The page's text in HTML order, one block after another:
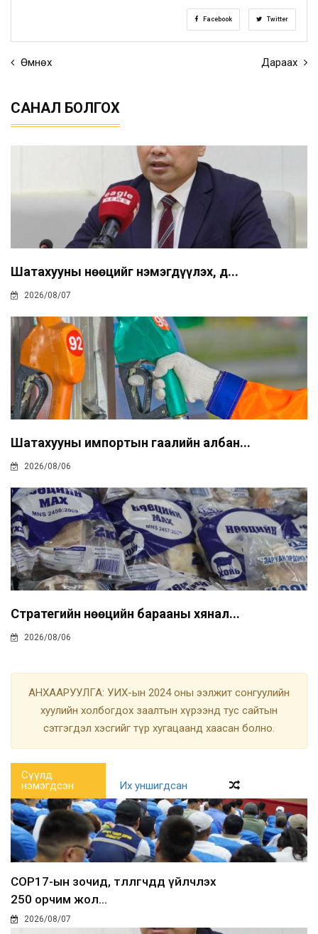
Facebook Twitter
Өмнөх Дараах
САНАЛ БОЛГОХ
Шатахууны нөөцийг нэмэгдүүлэх, д...
2026/08/07
Шатахууны импортын гаалийн албан...
2026/08/06
Стратегийн нөөцийн барааны хянал...
2026/08/06
АНХААРУУЛГА: УИХ-ын 2024 оны ээлжит сонгуулийн
хуулийн холбогдох заалтын хүрээнд тус сайтын
сэтгэгдэл хэсгийг түр хугацаанд хаасан болно.
Сүүлд
нэмэгдсэн
Их уншигдсан
COP17-ын зочид, төлөөлөгчдөд үйлчлэх
250 орчим жол...
2026/08/07